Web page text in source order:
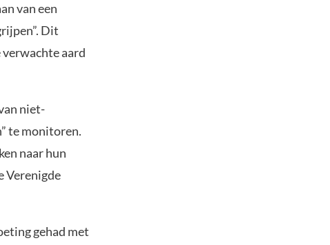
van een
Dit
aard
niet-
te monitoren.
naar hun
Verenigde
gehad met